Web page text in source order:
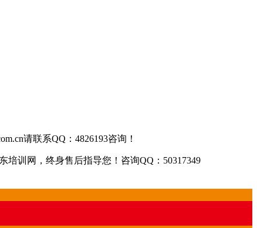
请联系QQ：4826193咨询！
训网，终身售后指导您！咨询QQ：50317349